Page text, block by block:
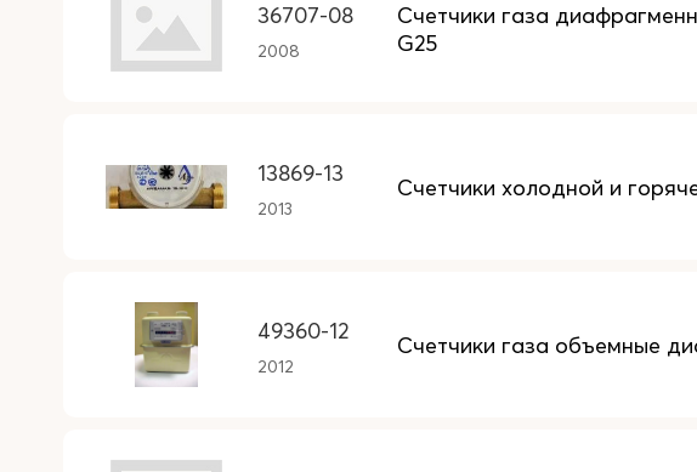
36707-08
2008
Счетчики газа
G25
13869-13
2013
Счетчики холодной и
49360-12
2012
Счетчики газа объемные